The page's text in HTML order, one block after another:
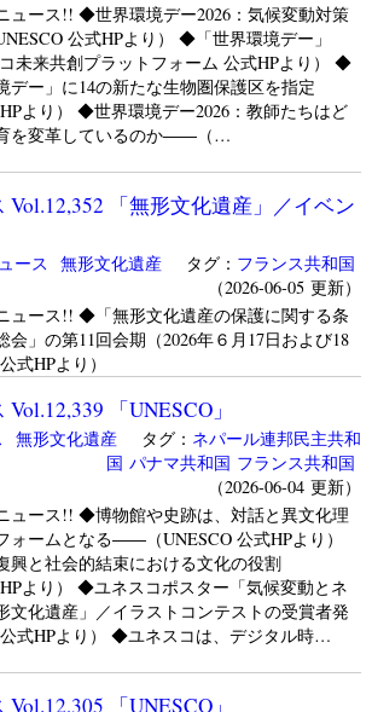
ュース!! ◆世界環境デー2026：気候変動対策
公式HPより） ◆「世界環境デー」
未来共創プラットフォーム 公式HPより） ◆
デー」に14の新たな生物圏保護区を指定
より） ◆世界環境デー2026：教師たちはど
を変革しているのか――（…
Vol.12,352 「無形文化遺産」／イベン
ース 無形文化遺産タグ： フランス共和国
（2026-06-05 更新）
ュース!! ◆「無形文化遺産の保護に関する条
会」の第11回会期（2026年６月17日および18
HPより）
「UNESCO」
無形文化遺産タグ： ネパール連邦民主共和
国 パナマ共和国 フランス共和国
（2026-06-04 更新）
ュース!! ◆博物館や史跡は、対話と異文化理
ォームとなる――（UNESCO 公式HPより）
と社会的結束における文化の役割
より） ◆ユネスコポスター「気候変動とネ
文化遺産」／イラストコンテストの受賞者発
式HPより） ◆ユネスコは、デジタル時…
「UNESCO」